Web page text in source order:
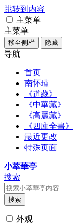
跳转到内容
主菜单
主菜单
移至侧栏 隐藏
导航
首页
南怀瑾
《道藏》
《中華藏》
《高麗藏》
《四庫全書》
最近更改
特殊页面
小萃華亭
搜索
搜索
外观